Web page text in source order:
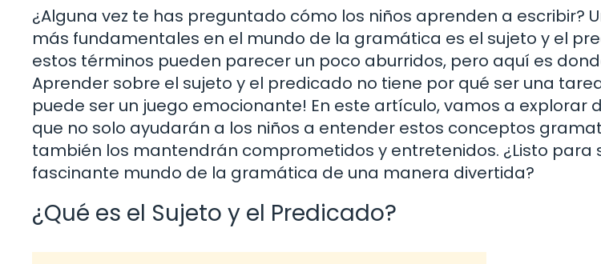
¿Alguna vez te has preguntado cómo los niños aprenden a escribir?
más fundamentales en el mundo de la gramática es el sujeto y el
estos términos pueden parecer un poco aburridos, pero aquí es
Aprender sobre el sujeto y el predicado no tiene por qué ser una
puede ser un juego emocionante! En este artículo, vamos a explorar
que no solo ayudarán a los niños a entender estos conceptos
también los mantendrán comprometidos y entretenidos. ¿Listo para
fascinante mundo de la gramática de una manera divertida?
¿Qué es el Sujeto y el Predicado?